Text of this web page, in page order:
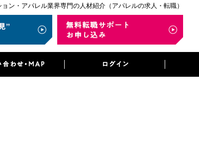
ョン・アパレル業界専門の人材紹介（アパレルの求人・転職）